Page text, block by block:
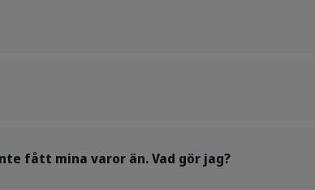
fått mina varor än. Vad gör jag?